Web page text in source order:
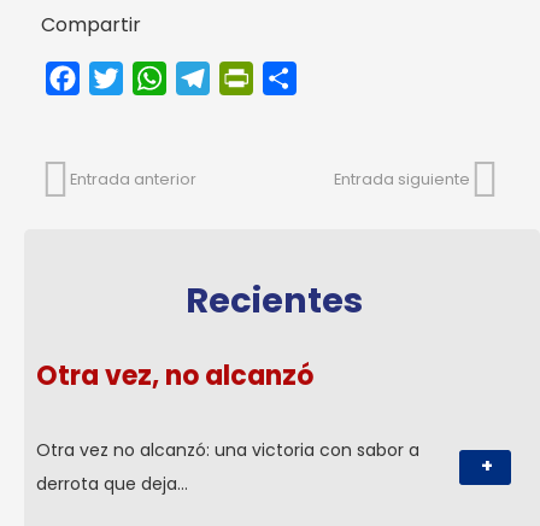
Compartir
FacebookTwitterWhatsAppTelegramPrintFriendly
Entrada anterior Entrada siguiente
Recientes
Otra vez, no alcanzó
Otra vez no alcanzó: una victoria con sabor a
derrota que deja…
+